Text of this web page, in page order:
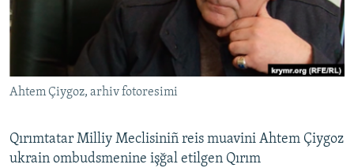
RFE/RS bütün saytları
Ahtem Çiygoz, arhiv fotoresimi
Qırımtatar Milliy Meclisiniñ reis muavini Ahtem Çiygoz
ukrain ombudsmenine işğal etilgen Qırım